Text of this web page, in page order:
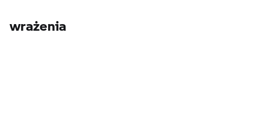
wrażenia